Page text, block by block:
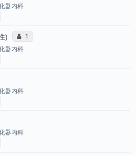
器内科
コミュニケーション・タイプ投票数
1
器内科
器内科
器内科